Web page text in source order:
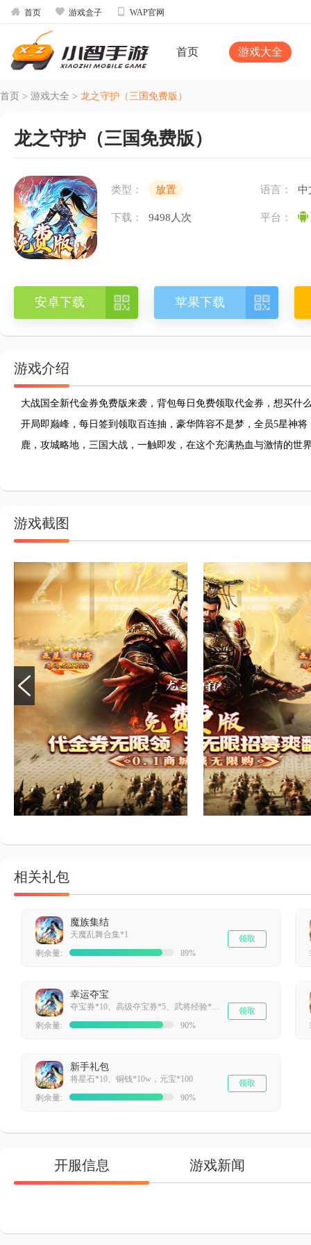
 首页  游戏盒子  WAP官网
首页 游戏大全
首页 > 游戏大全 > 龙之守护（三国免费版）
龙之守护（三国免费版）
类型： 放置 语言： 中
下载： 9498人次 平台：
安卓下载  苹果下载 
游戏介绍
大战国全新代金券免费版来袭，背包每日免费领取代金券，想买什
开局即巅峰，每日签到领取百连抽，豪华阵容不是梦，全员5星神
鹿，攻城略地，三国大战，一触即发，在这个充满热血与激情的世
游戏截图
相关礼包
魔族集结
天魔乱舞合集*1
剩余量:
89%
领取
幸运夺宝
夺宝券*10、高级夺宝券*5、武将经验*5000
剩余量:
90%
领取
新手礼包
将星石*10、铜钱*10w，元宝*100
剩余量:
90%
领取
开服信息 游戏新闻